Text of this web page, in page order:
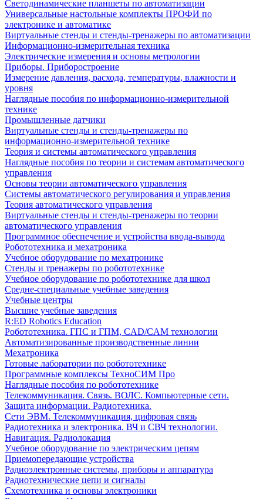
Светодинамические планшеты по автоматизации
Универсальные настольные комплекты ПРОФИ по
электронике и автоматике
Виртуальные стенды и стенды-тренажеры по автоматизации
Информационно-измерительная техника
Электрические измерения и основы метрологии
Приборы. Приборостроение
Измерение давления, расхода, температуры, влажности и
уровня
Наглядные пособия по информационно-измерительной
технике
Промышленные датчики
Виртуальные стенды и стенды-тренажеры по
информационно-измерительной технике
Теория и системы автоматического управления
Наглядные пособия по теории и системам автоматического
управления
Основы теории автоматического управления
Системы автоматического регулирования и управления
Теория автоматического управления
Виртуальные стенды и стенды-тренажеры по теории
автоматического управления
Программное обеспечение и устройства ввода-вывода
Робототехника и мехатроника
Учебное оборудование по мехатронике
Стенды и тренажеры по робототехнике
Учебное оборудование по робототехнике для школ
Средне-специальные учебные заведения
Учебные центры
Высшие учебные заведения
R:ED Robotics Education
Робототехника. ГПС и ГПМ, CAD/CAM технологии
Автоматизированные производственные линии
Мехатроника
Готовые лаборатории по робототехнике
Программные комплексы ТехноСИМ Про
Наглядные пособия по робототехнике
Телекоммуникация. Связь. ВОЛС. Компьютерные сети.
Защита информации. Радиотехника.
Сети ЭВМ. Телекоммуникация, цифровая связь
Радиотехника и электроника. ВЧ и СВЧ технологии.
Навигация. Радиолокация
Учебное оборудование по электрическим цепям
Приемопередающие устройства
Радиоэлектронные системы, приборы и аппаратура
Радиотехнические цепи и сигналы
Схемотехника и основы электроники